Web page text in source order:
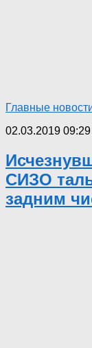
Главные
02.03.2019 09:29
СИЗО
задним